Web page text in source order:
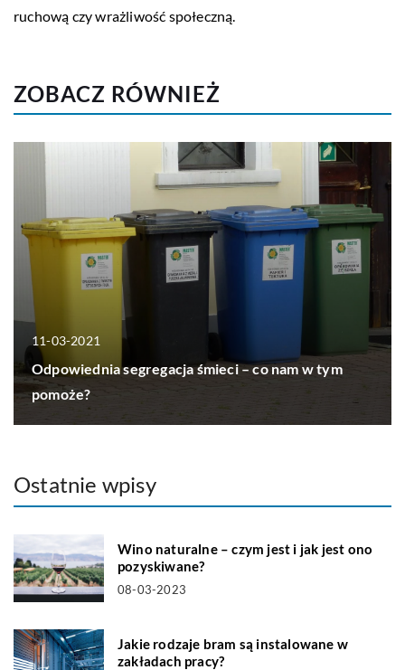
ruchową czy wrażliwość społeczną.
ZOBACZ RÓWNIEŻ
11-03-2021
Odpowiednia segregacja śmieci – co nam w tym
pomoże?
Ostatnie wpisy
Wino naturalne – czym jest i jak jest ono
pozyskiwane?
08-03-2023
Jakie rodzaje bram są instalowane w
zakładach pracy?